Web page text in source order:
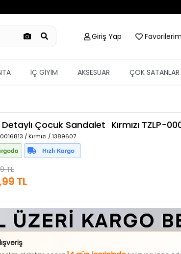
Giriş Yap Favorilerim
İÇ GİYİM AKSESUAR ÇOK SATANLAR
Detaylı Çocuk Sandalet Kırmızı TZLP-
/ Kırmızı / 1389607
TL
TL
aldıktan sonra14 gün içerisindekolayca iade